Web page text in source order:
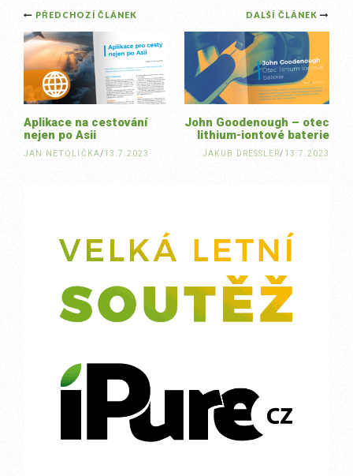
Post
navigation
DALŠÍ ČLÁNEK
John Goodenough – otec
lithium-iontové baterie
JAKUB DRESSLER/ 13.7.2023
PŘEDCHOZÍ ČLÁNEK
Aplikace na cestování
nejen po Asii
JAN NETOLIČKA/13.7.2023